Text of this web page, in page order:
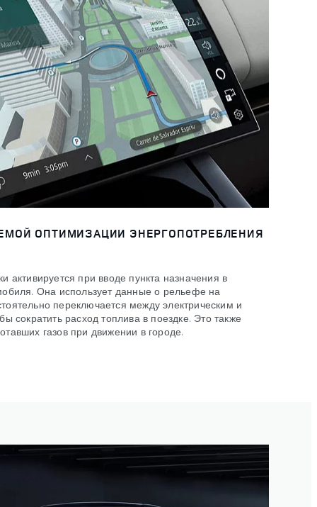
ОПТИМИЗАЦИИ ЭНЕРГОПОТРЕБЛЕНИЯ
активируется при вводе пункта назначения в
Она использует данные о рельефе на
переключается между электрическим и
сократить расход топлива в поездке. Это также
газов при движении в городе.